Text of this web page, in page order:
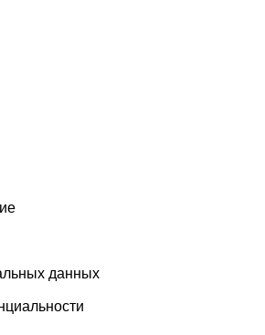
данных